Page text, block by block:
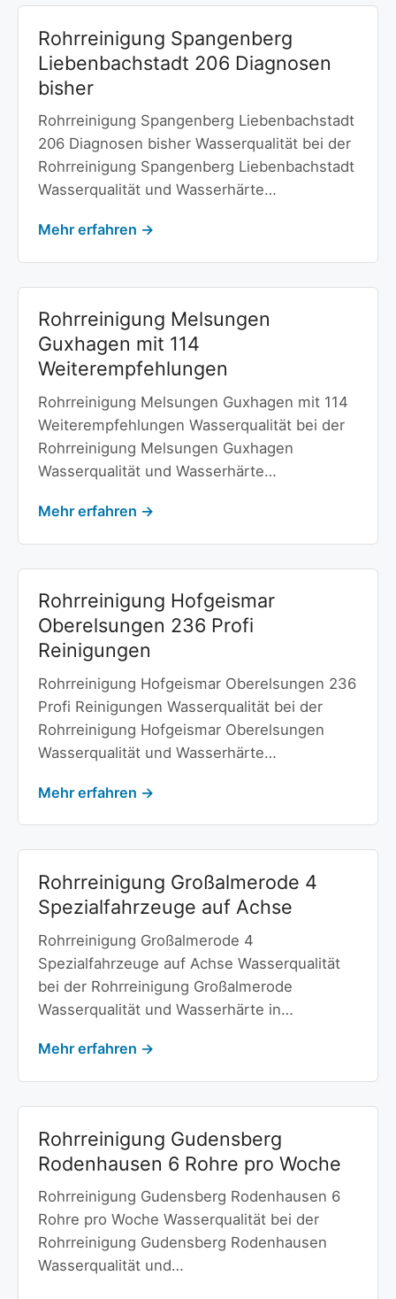
Rohrreinigung Spangenberg
Liebenbachstadt 206 Diagnosen
bisher
Rohrreinigung Spangenberg Liebenbachstadt
206 Diagnosen bisher Wasserqualität bei der
Rohrreinigung Spangenberg Liebenbachstadt
Wasserqualität und Wasserhärte…
Mehr erfahren →
Rohrreinigung Melsungen
Guxhagen mit 114
Weiterempfehlungen
Rohrreinigung Melsungen Guxhagen mit 114
Weiterempfehlungen Wasserqualität bei der
Rohrreinigung Melsungen Guxhagen
Wasserqualität und Wasserhärte…
Mehr erfahren →
Rohrreinigung Hofgeismar
Oberelsungen 236 Profi
Reinigungen
Rohrreinigung Hofgeismar Oberelsungen 236
Profi Reinigungen Wasserqualität bei der
Rohrreinigung Hofgeismar Oberelsungen
Wasserqualität und Wasserhärte…
Mehr erfahren →
Rohrreinigung Großalmerode 4
Spezialfahrzeuge auf Achse
Rohrreinigung Großalmerode 4
Spezialfahrzeuge auf Achse Wasserqualität
bei der Rohrreinigung Großalmerode
Wasserqualität und Wasserhärte in…
Mehr erfahren →
Rohrreinigung Gudensberg
Rodenhausen 6 Rohre pro Woche
Rohrreinigung Gudensberg Rodenhausen 6
Rohre pro Woche Wasserqualität bei der
Rohrreinigung Gudensberg Rodenhausen
Wasserqualität und…